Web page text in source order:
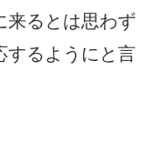
来るとは思わず
するようにと言